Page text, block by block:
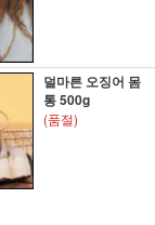
덜마른 오징어 몸
통 500g
(품절)